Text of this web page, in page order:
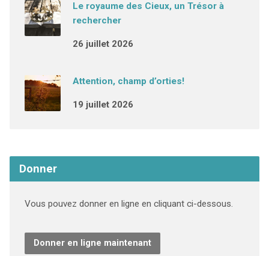
Le royaume des Cieux, un Trésor à
rechercher
26 juillet 2026
Attention, champ d’orties!
19 juillet 2026
Donner
Vous pouvez donner en ligne en cliquant ci-dessous.
Donner en ligne maintenant